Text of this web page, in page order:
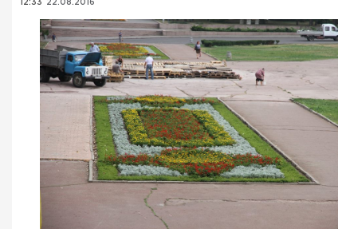
12:33 22.08.2016